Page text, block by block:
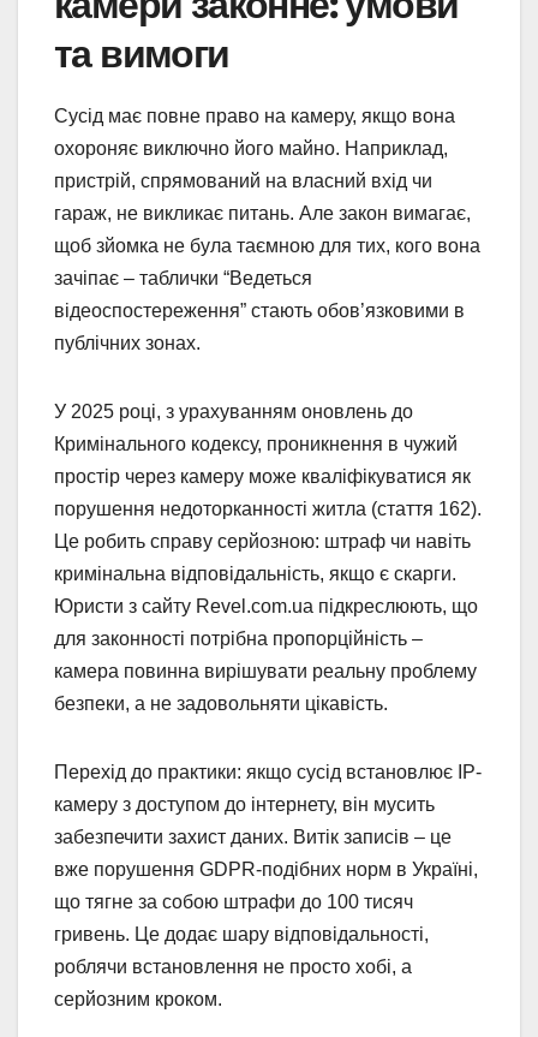
та вимоги
Сусід має повне право на камеру, якщо вона
охороняє виключно його майно. Наприклад,
пристрій, спрямований на власний вхід чи
гараж, не викликає питань. Але закон вимагає,
щоб зйомка не була таємною для тих, кого вона
зачіпає – таблички “Ведеться
відеоспостереження” стають обов’язковими в
публічних зонах.
У 2025 році, з урахуванням оновлень до
Кримінального кодексу, проникнення в чужий
простір через камеру може кваліфікуватися як
порушення недоторканності житла (стаття 162).
Це робить справу серйозною: штраф чи навіть
кримінальна відповідальність, якщо є скарги.
Юристи з сайту Revel.com.ua підкреслюють, що
для законності потрібна пропорційність –
камера повинна вирішувати реальну проблему
безпеки, а не задовольняти цікавість.
Перехід до практики: якщо сусід встановлює IP-
камеру з доступом до інтернету, він мусить
забезпечити захист даних. Витік записів – це
вже порушення GDPR-подібних норм в Україні,
що тягне за собою штрафи до 100 тисяч
гривень. Це додає шару відповідальності,
роблячи встановлення не просто хобі, а
серйозним кроком.